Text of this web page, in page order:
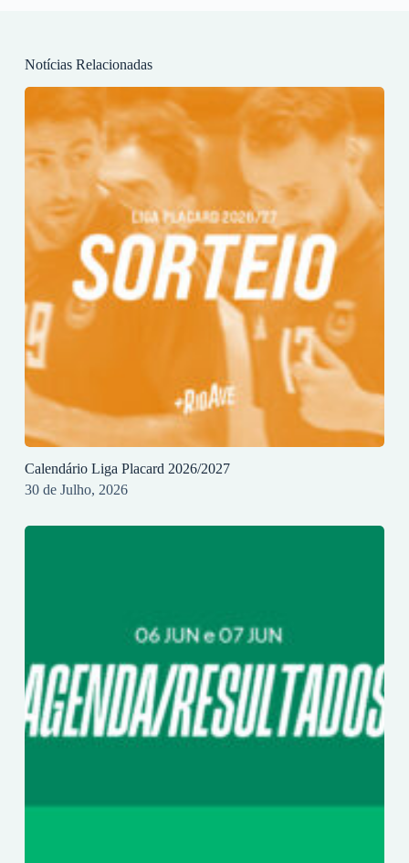
Notícias Relacionadas
Calendário Liga Placard 2026/2027
30 de Julho, 2026